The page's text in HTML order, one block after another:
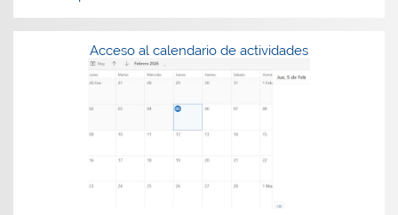
Acceso al calendario de actividades